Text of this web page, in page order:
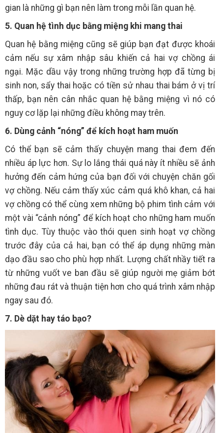
gian là những gì bạn nên làm trong mỗi lần quan hệ.
5. Quan hệ tình dục bằng miệng khi mang thai
Quan hệ bằng miệng cũng sẽ giúp bạn đạt được khoái
cảm nếu sự xâm nhập sâu khiến cả hai vợ chồng ái
ngại. Mặc dầu vậy trong những trường hợp đã từng bị
sinh non, sẩy thai hoặc có tiền sử nhau thai bám ở vị trí
thấp, bạn nên cân nhắc quan hệ bằng miệng vì nó có
nguy cơ lặp lại những điều không may trên.
6. Dùng cảnh “nóng” để kích hoạt ham muốn
Có thể bạn sẽ cảm thấy chuyện mang thai đem đến
nhiều áp lực hơn. Sự lo lắng thái quá này ít nhiều sẽ ảnh
hưởng đến cảm hứng của bạn đối với chuyện chăn gối
vợ chồng. Nếu cảm thấy xúc cảm quá khô khan, cả hai
vợ chồng có thể cùng xem những bộ phim tình cảm với
một vài “cảnh nóng” để kích hoạt cho những ham muốn
tình dục. Tùy thuộc vào thói quen sinh hoạt vợ chồng
trước đây của cả hai, bạn có thể áp dụng những màn
dạo đầu sao cho phù hợp nhất. Lượng chất nhầy tiết ra
từ những vuốt ve ban đầu sẽ giúp người mẹ giảm bớt
những đau rát và thuận tiện hơn cho quá trình xâm nhập
ngay sau đó.
7. Dè dặt hay táo bạo?